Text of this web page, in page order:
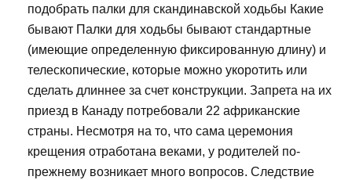
подобрать палки для скандинавской ходьбы Какие
бывают Палки для ходьбы бывают стандартные
(имеющие определенную фиксированную длину) и
телескопические, которые можно укоротить или
сделать длиннее за счет конструкции. Запрета на их
приезд в Канаду потребовали 22 африканские
страны. Несмотря на то, что сама церемония
крещения отработана веками, у родителей по-
прежнему возникает много вопросов. Следствие